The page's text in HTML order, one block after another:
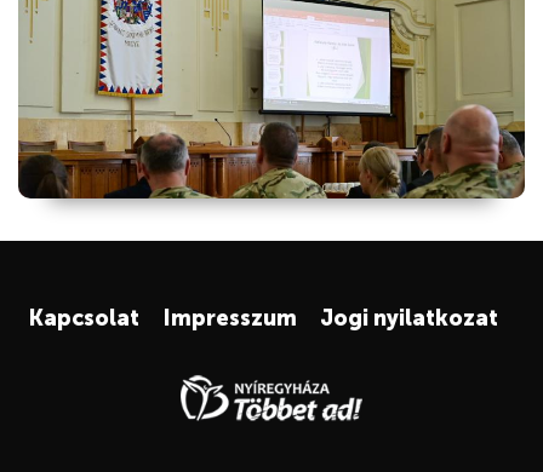
Kapcsolat Impresszum Jogi nyilatkozat